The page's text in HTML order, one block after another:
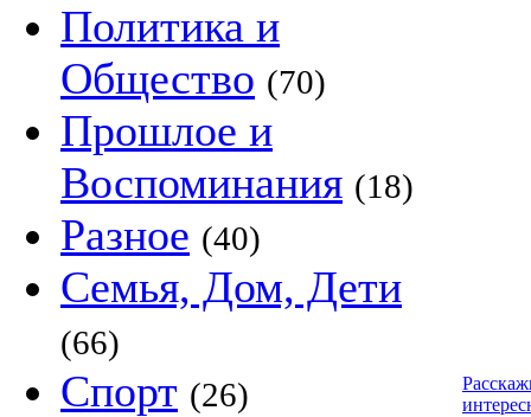
Политика и
Общество (70)
Прошлое и
Воспоминания (18)
Разное (40)
Семья, Дом, Дети
(66)
Спорт (26)